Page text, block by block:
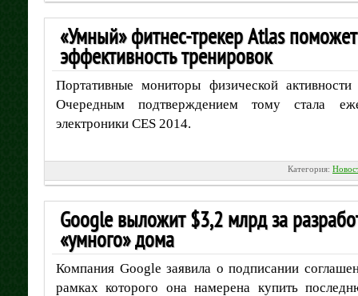
«Умный» фитнес-трекер Atlas
эффективность тренировок
Портативные мониторы физической активности
Очередным подтверждением тому стала
электроники CES 2014.
Категория:
Google выложит $3,2 млрд за
«умного» дома
Компания Google заявила о подписании
рамках которого она намерена купить